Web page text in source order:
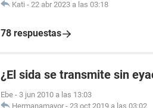
Kati - 22 abr 2023 a las 03:18
78 respuestas
¿El sida se transmite sin
Ebe - 3 jun 2010 a las 13:03
Hermanamayor - 23 oct 2019 a las 03:02